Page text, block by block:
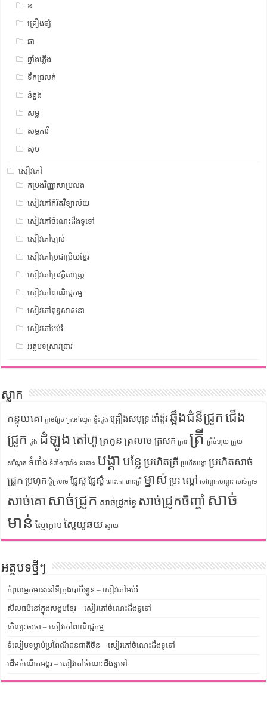
ខ
គ្រឿងផ្សំ
ឆា
ឆ្នាំងភ្លើង
ទឹកជ្រលក់
នំគួង
សម្ល
សម្លការី
ស៊ុប
សៀវភៅ
កម្រងវិញ្ញាសាប្រលង
សៀវភៅកំរិតវិទ្យាល័យ
សៀវភៅចំណេះដឹងទូទៅ
សៀវភៅច្បាប់
សៀវភៅប្រជាប្រិយខ្មែរ
សៀវភៅប្រវត្តិសាស្រ្ត
សៀវភៅពាណិជ្ជកម្ម
សៀវភៅពុទ្ធសាសនា
សៀវភៅអប់រំ
អត្ថបទស្រាវជ្រាវ
ស្លាក
កន្ទុយគោ ក្តាមស្រែ ក្រអៅឈូក ខ្ទិះដូង គ្រឿងសមុទ្រ ងាំង៉ូវ ឆ្អឹងជំនីជ្រូក ជើង
ជ្រូក ដូង ដំឡូង តៅហ៊ូ ត្រកួន ត្រលាច ត្រសក់ ត្រាវ ត្រី ត្រីចំហុយ ត្រួយ
សណ្តែក ទំពាំង ទំពាំងបារាំង ននោង បង្គា បន្លែ ប្រហិតត្រី ប្រហិតបង្គា ប្រហិតសាច់
ជ្រូក ប្រហុក ផ្ទីក្រហម ផ្លែស៊ូ ផ្លែស្ពឺ ពោះគោ ពោះត្រី ម្នាស់ ម្រះ ល្ពៅ សណ្តែកបណ្តុះ សាច់ក្តាម
សាច់គោ សាច់ជ្រូក សាច់ជ្រូកខ្វៃ សាច់ជ្រូកចិញ្ចាំ សាច់
មាន់ ស្ពៃក្តោប ស្ពៃយូឆយ ស្វាយ
អត្ថបទថ្មីៗ
កំពូលអ្នកមាននៅទីក្រុងបាប៊ីឡូន – សៀវភៅអប់រំ
សីលធម៌នៅក្នុងសង្គមខ្មែរ – សៀវភៅចំណេះដឹងទូទៅ
សិល្បះចរចា – សៀវភៅពាណិជ្ជកម្ម
ទំលៀមទម្លាប់ប្រពៃណីជនជាតិចិន – សៀវភៅចំណេះដឹងទូទៅ
ដើមកំណើតអង្គរ – សៀវភៅចំណេះដឹងទូទៅ